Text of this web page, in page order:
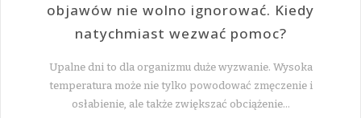
objawów nie wolno ignorować. Kiedy
natychmiast wezwać pomoc?
Upalne dni to dla organizmu duże wyzwanie. Wysoka
temperatura może nie tylko powodować zmęczenie i
osłabienie, ale także zwiększać obciążenie…